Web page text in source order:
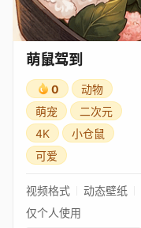
萌鼠驾到
0
动物
萌宠
二次元
4K
小仓鼠
可爱
视频格式 动态壁纸
仅个人使用